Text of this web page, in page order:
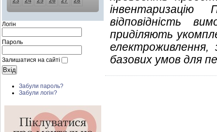
Логін
Пароль
Залишатися на сайті
Забули пароль?
Забули логін?
відповідність
приділяють
електроживлення,
базових умов для